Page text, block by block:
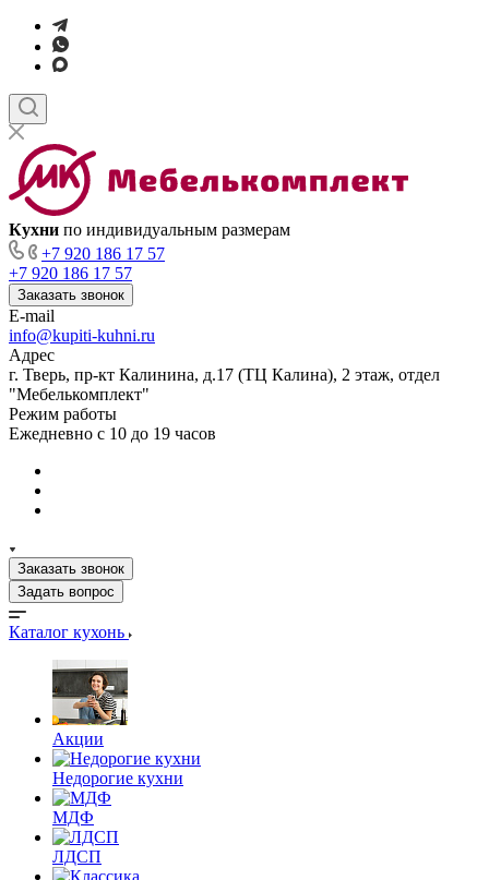
Кухни по индивидуальным размерам
+7 920 186 17 57
+7 920 186 17 57
Заказать звонок
E-mail
info@kupiti-kuhni.ru
Адрес
г. Тверь, пр-кт Калинина, д.17 (ТЦ Калина), 2 этаж, отдел
"Мебелькомплект"
Режим работы
Ежедневно с 10 до 19 часов
Заказать звонок
Задать вопрос
Каталог кухонь
Акции
Недорогие кухни
МДФ
ЛДСП